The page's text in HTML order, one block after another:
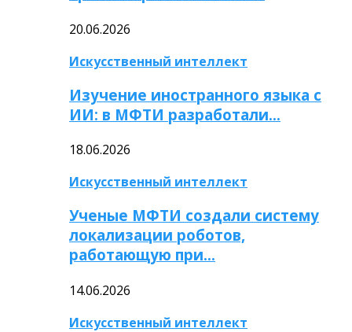
20.06.2026
Искусственный интеллект
Изучение иностранного языка с
ИИ: в МФТИ разработали…
18.06.2026
Искусственный интеллект
Ученые МФТИ создали систему
локализации роботов,
работающую при…
14.06.2026
Искусственный интеллект